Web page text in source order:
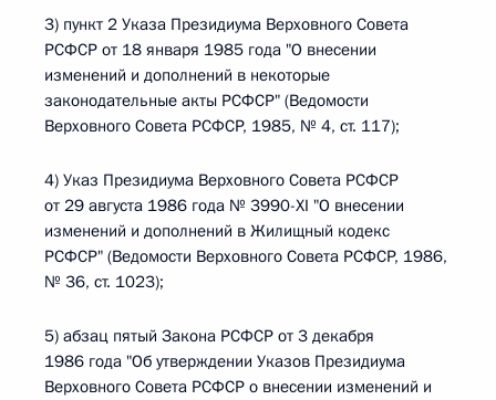
3) пункт 2 Указа Президиума Верховного Совета
РСФСР от 18 января 1985 года "О внесении
изменений и дополнений в некоторые
законодательные акты РСФСР" (Ведомости
Верховного Совета РСФСР, 1985, № 4, ст. 117);
4) Указ Президиума Верховного Совета РСФСР
от 29 августа 1986 года № 3990-XI "О внесении
изменений и дополнений в Жилищный кодекс
РСФСР" (Ведомости Верховного Совета РСФСР, 1986,
№ 36, ст. 1023);
5) абзац пятый Закона РСФСР от 3 декабря
1986 года "Об утверждении Указов Президиума
Верховного Совета РСФСР о внесении изменений и